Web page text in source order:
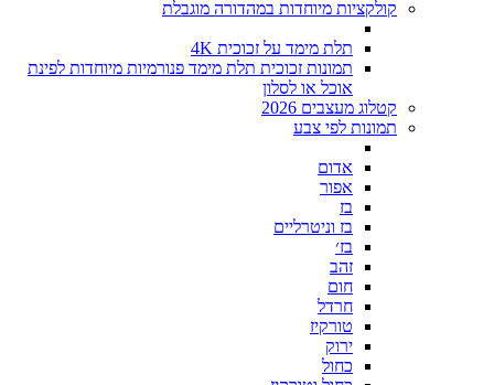
קולקציות מיוחדות במהדורה מוגבלת
תלת מימד על זכוכית 4K
תמונות זכוכית תלת מימד פנורמיות מיוחדות לפינת
אוכל או לסלון
קטלוג מעצבים 2026
תמונות לפי צבע
אדום
אפור
בז
בז וניטרליים
בז׳
זהב
חום
חרדל
טורקיז
ירוק
כחול